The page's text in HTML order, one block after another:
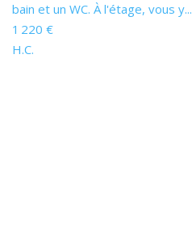
bain et un WC. À l'étage, vous y...
1 220 €
H.C.